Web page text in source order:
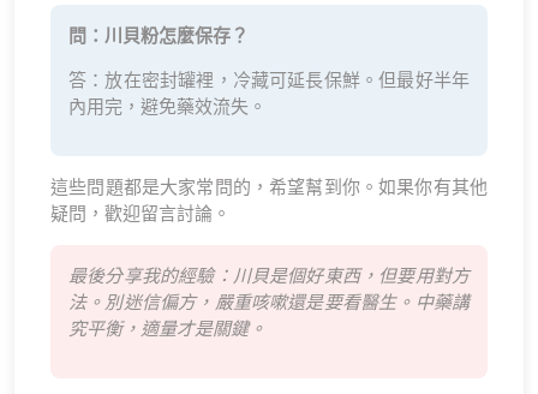
問：川貝粉怎麼保存？
答：放在密封罐裡，冷藏可延長保鮮。但最好半年
內用完，避免藥效流失。
這些問題都是大家常問的，希望幫到你。如果你有其他
疑問，歡迎留言討論。
最後分享我的經驗：川貝是個好東西，但要用對方
法。別迷信偏方，嚴重咳嗽還是要看醫生。中藥講
究平衡，適量才是關鍵。